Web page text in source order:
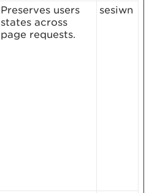
Preserves users
states across
page requests.
sesiwn